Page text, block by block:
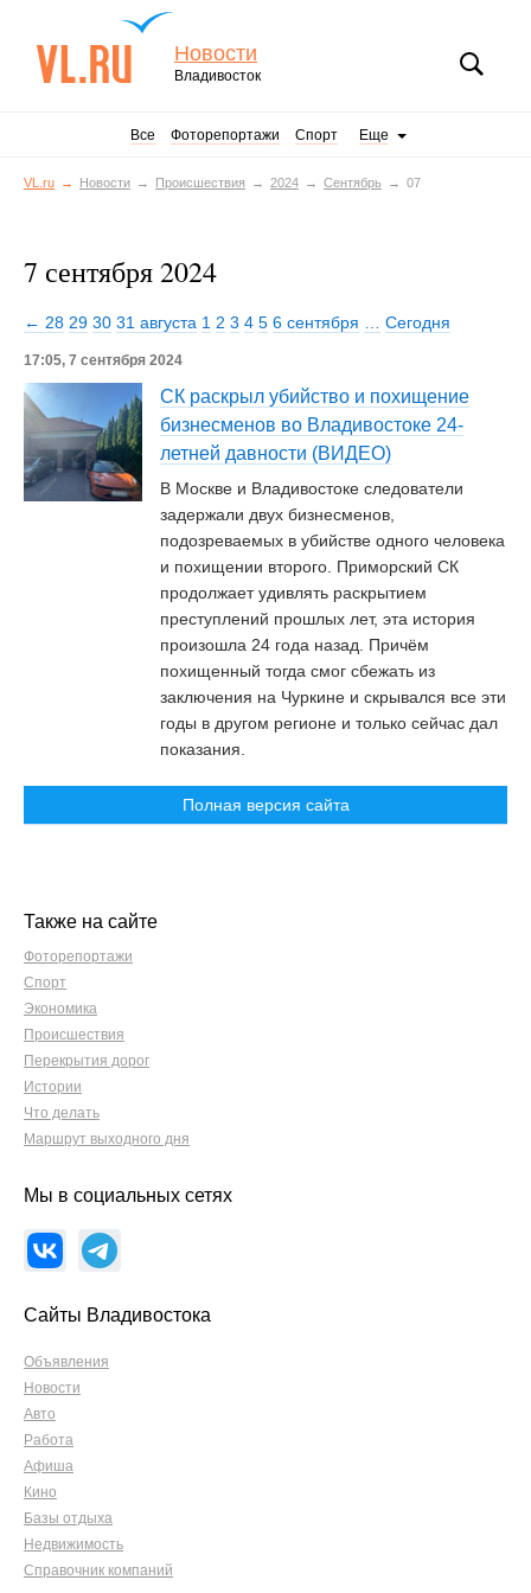
Новости
Владивосток
Все Фоторепортажи Спорт Еще
VL.ru Новости Происшествия 2024 Сентябрь 07
7 сентября 2024
← 28 29 30 31 августа 1 2 3 4 5 6 сентября Сегодня
17:05, 7 сентября 2024
СК раскрыл убийство и похищение
бизнесменов во Владивостоке 24-
летней давности (ВИДЕО)
В Москве и Владивостоке следователи
задержали двух бизнесменов,
подозреваемых в убийстве одного человека
и похищении второго. Приморский СК
продолжает удивлять раскрытием
преступлений прошлых лет, эта история
произошла 24 года назад. Причём
похищенный тогда смог сбежать из
заключения на Чуркине и скрывался все эти
годы в другом регионе и только сейчас дал
показания.
Полная версия сайта
Также на сайте
Фоторепортажи
Спорт
Экономика
Происшествия
Перекрытия дорог
Истории
Что делать
Маршрут выходного дня
Мы в социальных сетях
Сайты Владивостока
Объявления
Новости
Авто
Работа
Афиша
Кино
Базы отдыха
Недвижимость
Справочник компаний